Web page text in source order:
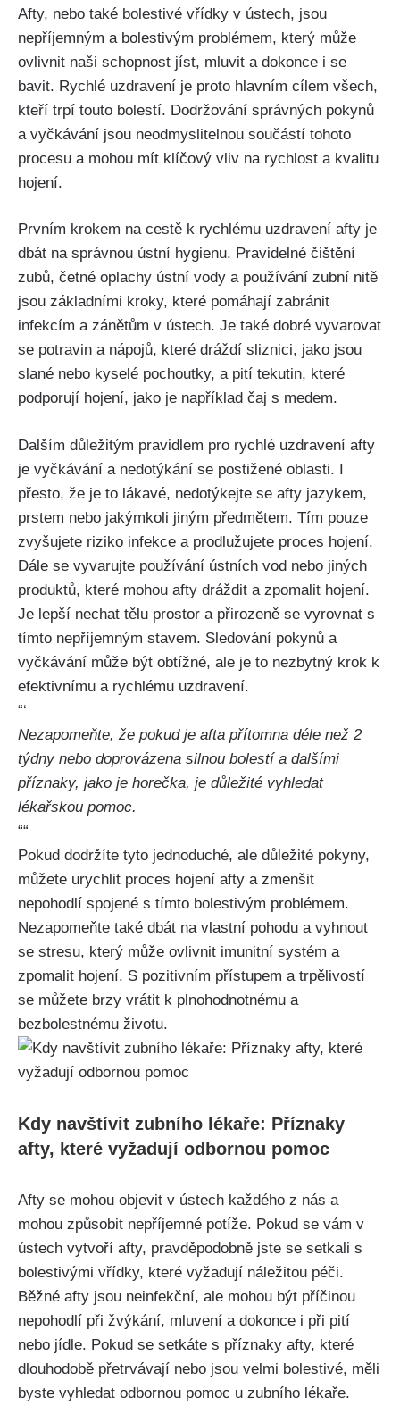
Afty, nebo také bolestivé vřídky ⁤v‌ ústech, jsou
nepříjemným a bolestivým problémem, který může
ovlivnit naši schopnost jíst, mluvit a dokonce i se
bavit. Rychlé uzdravení je proto hlavním cílem všech,
kteří trpí touto bolestí. Dodržování správných pokynů
a vyčkávání jsou neodmyslitelnou součástí tohoto
procesu a mohou mít klíčový vliv na rychlost a kvalitu
hojení.
Prvním krokem na‍ cestě k rychlému uzdravení afty je
dbát na správnou ústní hygienu.⁢ Pravidelné čištění
zubů, ⁤četné ⁢oplachy ústní vody‌ a používání zubní nitě
jsou základními kroky, které pomáhají zabránit
infekcím a zánětům v ústech. Je ⁤také ‌dobré vyvarovat
se potravin⁢ a ⁣nápojů,​ které dráždí sliznici, jako jsou
slané nebo kyselé pochoutky, a pití tekutin, které
podporují hojení, jako ⁣je ⁣například čaj s medem.
Dalším důležitým pravidlem pro rychlé uzdravení afty
je vyčkávání a nedotýkání se postižené oblasti. I
přesto, že je to lákavé, nedotýkejte se ‍afty jazykem,
‍prstem⁤ nebo jakýmkoli jiným předmětem. Tím pouze⁢
zvyšujete riziko infekce a prodlužujete proces hojení.
Dále se vyvarujte používání⁣ ústních vod nebo ⁣jiných
produktů, které mohou afty dráždit a zpomalit ⁣hojení.
Je lepší nechat tělu prostor a přirozeně se vyrovnat s
tímto nepříjemným stavem. Sledování pokynů a
vyčkávání může být obtížné, ale je to nezbytný krok k
efektivnímu a rychlému uzdravení.
“‘
Nezapomeňte, že pokud je afta přítomna déle než 2
týdny‌ nebo doprovázena silnou‌ bolestí a dalšími
⁢příznaky, jako je‌ horečka, je důležité vyhledat
lékařskou​ pomoc.
““
Pokud dodržíte tyto jednoduché,⁢ ale důležité pokyny,
můžete urychlit proces hojení afty a zmenšit
⁢nepohodlí⁤ spojené s tímto​ bolestivým‍ problémem.
Nezapomeňte ‍také dbát na vlastní pohodu a vyhnout
se stresu, který může ovlivnit imunitní systém a
zpomalit hojení. S pozitivním přístupem a trpělivostí
se můžete brzy ⁣vrátit k plnohodnotnému a
bezbolestnému​ životu.
Kdy navštívit zubního lékaře: Příznaky
afty, ⁢které vyžadují odbornou pomoc
Afty se mohou objevit v ústech každého z nás a
mohou způsobit nepříjemné potíže. Pokud se vám v
ústech vytvoří afty, ‌pravděpodobně jste ‍se setkali s
bolestivými vřídky, které vyžadují náležitou péči.
⁢Běžné afty jsou neinfekční, ale mohou být příčinou‍
nepohodlí při žvýkání, ​mluvení a dokonce i při pití
nebo jídle. Pokud se setkáte s příznaky afty, které
dlouhodobě přetrvávají ⁤nebo jsou velmi‌ bolestivé, měli
byste​ vyhledat odbornou ⁢pomoc u zubního ‍lékaře.